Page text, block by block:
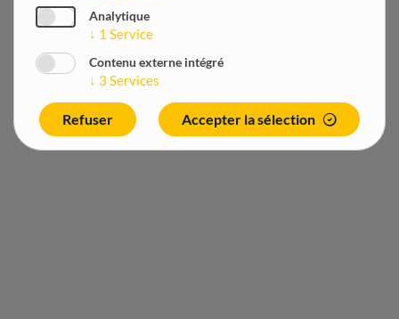
Analytique
↓ 1 Service
Contenu externe intégré
↓ 3 Services
Refuser Accepter la sélection